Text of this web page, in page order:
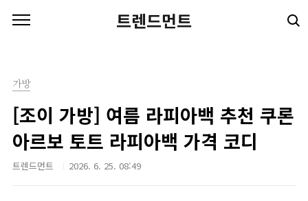
트렌드먼트
가방
[조이 가방] 여름 라피아백 추천 쿠론
아르보 토트 라피아백 가격 코디
트렌드먼트 2026. 6. 25. 08:49